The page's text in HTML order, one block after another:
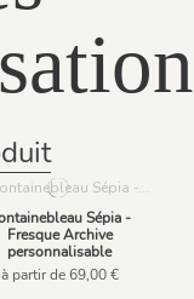
Sépia -
Fresque Archive
personnalisable
à partir de 69,00 €